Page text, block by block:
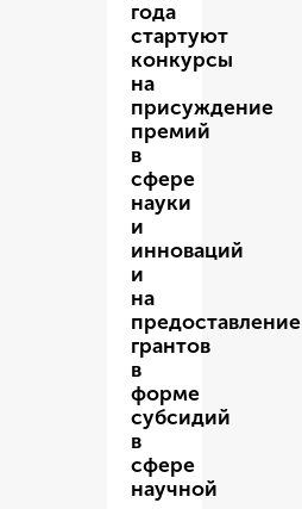
года
стартуют
конкурсы
на
присуждение
премий
в
сфере
науки
и
инноваций
и
на
предоставление
грантов
в
форме
субсидий
в
сфере
научной